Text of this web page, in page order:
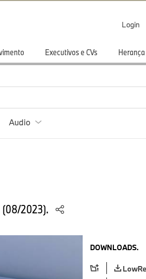
Login
Executivos e CVs Herança
Audio
(08/2023).
DOWNLOADS.